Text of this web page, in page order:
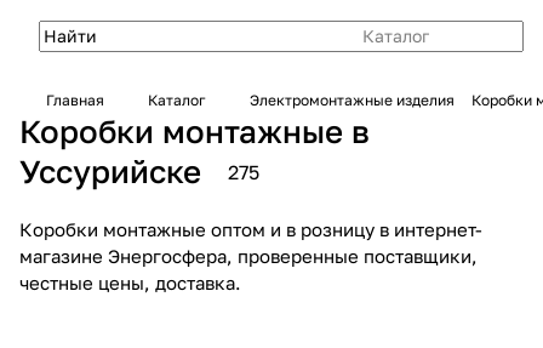
Каталог
Главная Каталог Электромонтажные изделия Коробки
Коробки монтажные в
Уссурийске
275
Коробки монтажные оптом и в розницу в интернет-
магазине Энергосфера, проверенные поставщики,
честные цены, доставка.